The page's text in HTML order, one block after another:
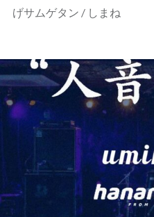
げサムゲタン / しまね